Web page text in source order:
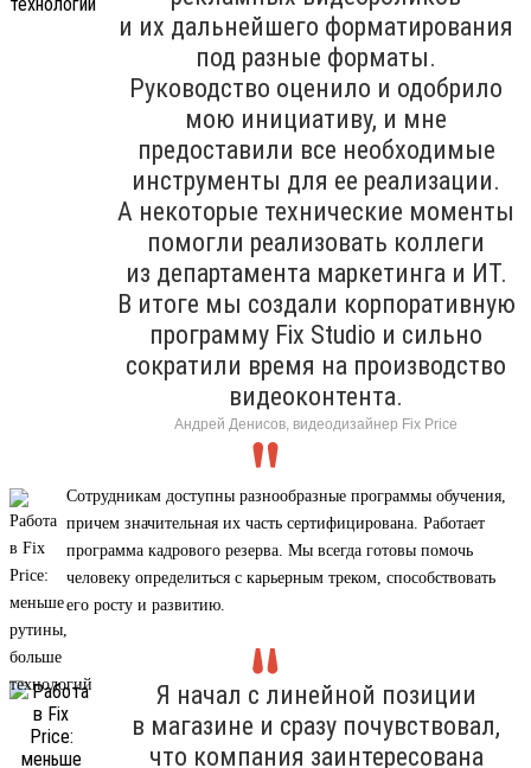
и их дальнейшего форматирования
под разные форматы.
Руководство оценило и одобрило
мою инициативу, и мне
предоставили все необходимые
инструменты для ее реализации.
А некоторые технические моменты
помогли реализовать коллеги
из департамента маркетинга и ИТ.
В итоге мы создали корпоративную
программу Fix Studio и сильно
сократили время на производство
видеоконтента.
Андрей Денисов, видеодизайнер Fix Price
Сотрудникам доступны разнообразные программы обучения,
причем значительная их часть сертифицирована. Работает
программа кадрового резерва. Мы всегда готовы помочь
человеку определиться с карьерным треком, способствовать
его росту и развитию.
Я начал с линейной позиции
в магазине и сразу почувствовал,
что компания заинтересована